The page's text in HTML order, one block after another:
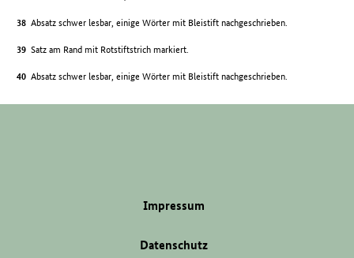
Absatz schwer lesbar, einige Wörter mit Bleistift nachgeschrieben.
Satz am Rand mit Rotstiftstrich markiert.
Absatz schwer lesbar, einige Wörter mit Bleistift nachgeschrieben.
Impressum
Datenschutz